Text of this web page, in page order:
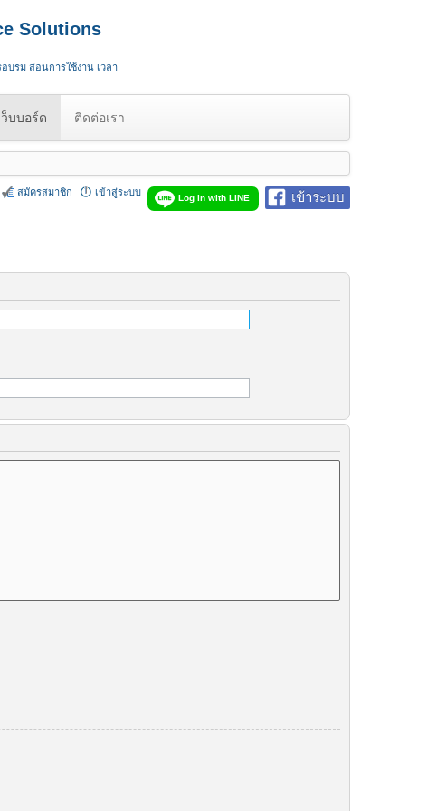
Solutions
บรม สอนการใช้งาน เวลา
ว็บบอร์ด ติดต่อเรา
เข้าระบบ
Log in with LINE
เข้าสู่ระบบ
สมัครสมาชิก